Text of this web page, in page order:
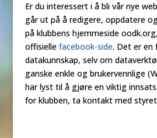
Er du interessert i å bli vår nye
går ut på å redigere, oppdatere
på klubbens hjemmeside
offisielle facebook-side. Det er en
datakunnskap, selv om
ganske enkle og brukervennlige
har lyst til å gjøre en viktig
for klubben, ta kontakt med